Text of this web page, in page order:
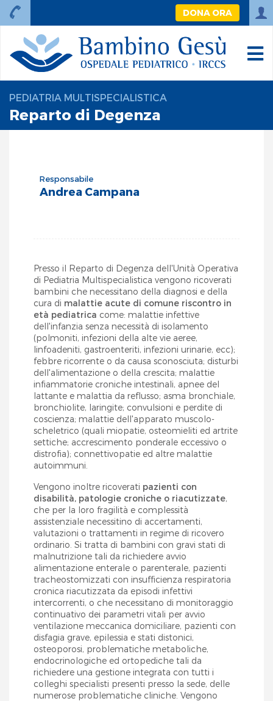
DONA ORA
PEDIATRIA MULTISPECIALISTICA
Reparto di Degenza
Responsabile
Andrea Campana
Presso il Reparto di Degenza dell'Unità Operativa
di Pediatria Multispecialistica vengono ricoverati
bambini che necessitano della diagnosi e della
cura di malattie acute di comune riscontro in
età pediatrica come: malattie infettive
dell'infanzia senza necessità di isolamento
(polmoniti, infezioni della alte vie aeree,
linfoadeniti, gastroenteriti, infezioni urinarie, ecc);
febbre ricorrente o da causa sconosciuta; disturbi
dell'alimentazione o della crescita; malattie
infiammatorie croniche intestinali, apnee del
lattante e malattia da reflusso; asma bronchiale,
bronchiolite, laringite; convulsioni e perdite di
coscienza; malattie dell'apparato muscolo-
scheletrico (quali miopatie, osteomieliti ed artrite
settiche; accrescimento ponderale eccessivo o
distrofia); connettivopatie ed altre malattie
autoimmuni.
Vengono inoltre ricoverati pazienti con
disabilità, patologie croniche o riacutizzate,
che per la loro fragilità e complessità
assistenziale necessitino di accertamenti,
valutazioni o trattamenti in regime di ricovero
ordinario. Si tratta di bambini con gravi stati di
malnutrizione tali da richiedere avvio
alimentazione enterale o parenterale, pazienti
tracheostomizzati con insufficienza respiratoria
cronica riacutizzata da episodi infettivi
intercorrenti, o che necessitano di monitoraggio
continuativo dei parametri vitali per avvio
ventilazione meccanica domiciliare, pazienti con
disfagia grave, epilessia e stati distonici,
osteoporosi, problematiche metaboliche,
endocrinologiche ed ortopediche tali da
richiedere una gestione integrata con tutti i
colleghi specialisti presenti presso la sede, delle
numerose problematiche cliniche. Vengono